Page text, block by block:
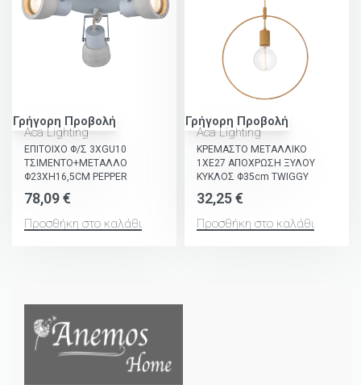
Γρήγορη Προβολή
Aca Lighting
ΕΠΙΤΟΙΧΟ Φ/Σ 3ΧGU10
ΤΣΙΜΕΝΤΟ+ΜΕΤΑΛΛΟ
Φ23ΧΗ16,5CM PEPPER
78,09€
Προσθήκη στο καλάθι
Γρήγορη Προβολή
Aca Lighting
ΚΡΕΜΑΣΤΟ ΜΕΤΑΛΛΙΚΟ
1ΧΕ27 ΑΠΟΧΡΩΣΗ ΞΥΛΟΥ
ΚΥΚΛΟΣ Φ35cm TWIGGY
32,25€
Προσθήκη στο καλάθι